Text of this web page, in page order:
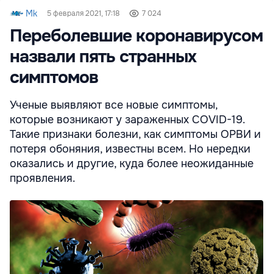
Mk 5 февраля 2021, 17:18 7 024
Переболевшие коронавирусом
назвали пять странных
симптомов
Ученые выявляют все новые симптомы,
которые возникают у зараженных COVID-19.
Такие признаки болезни, как симптомы ОРВИ и
потеря обоняния, известны всем. Но нередки
оказались и другие, куда более неожиданные
проявления.